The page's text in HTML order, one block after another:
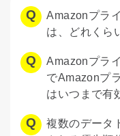
Amazonプラ
は、どれくら
Amazonプラ
でAmazonプ
はいつまで有
複数のデータ